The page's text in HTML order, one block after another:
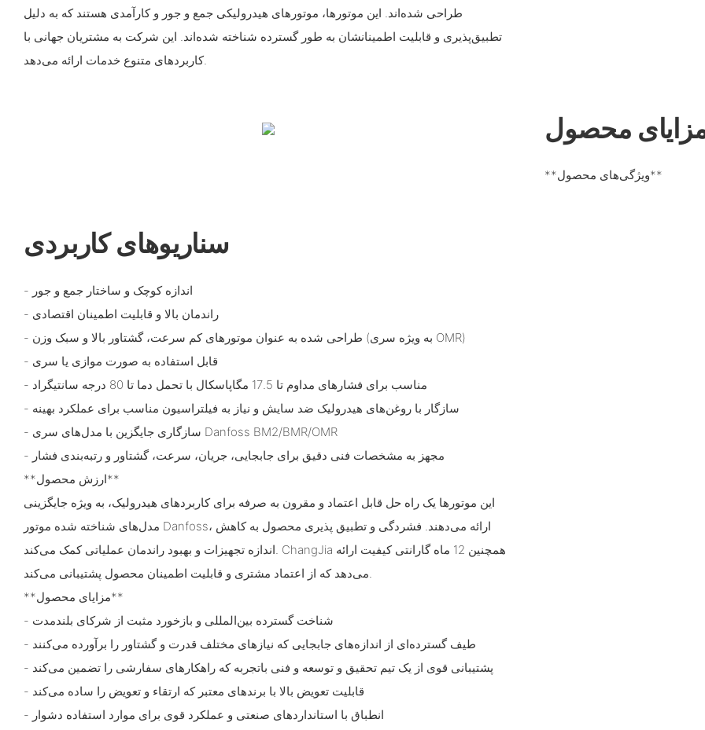
طراحی شده‌اند. این موتورها، موتورهای هیدرولیکی جمع و جور و کارآمدی هستند که به دلیل
تطبیق‌پذیری و قابلیت اطمینانشان به طور گسترده شناخته شده‌اند. این شرکت به مشتریان جهانی با
کاربردهای متنوع خدمات ارائه می‌دهد.
محصول
**ویژگی‌های محصول**
سناریوهای کاربردی
- اندازه کوچک و ساختار جمع و جور
- راندمان بالا و قابلیت اطمینان اقتصادی
- طراحی شده به عنوان موتورهای کم سرعت، گشتاور بالا و سبک وزن (به ویژه سری OMR)
- قابل استفاده به صورت موازی یا سری
- مناسب برای فشارهای مداوم تا 17.5 مگاپاسکال با تحمل دما تا 80 درجه سانتیگراد
- سازگار با روغن‌های هیدرولیک ضد سایش و نیاز به فیلتراسیون مناسب برای عملکرد بهینه
- سازگاری جایگزین با مدل‌های سری Danfoss BM2/BMR/OMR
- مجهز به مشخصات فنی دقیق برای جابجایی، جریان، سرعت، گشتاور و رتبه‌بندی فشار
**ارزش محصول**
این موتورها یک راه حل قابل اعتماد و مقرون به صرفه برای کاربردهای هیدرولیک، به ویژه جایگزینی
مدل‌های شناخته شده موتور Danfoss، ارائه می‌دهند. فشردگی و تطبیق پذیری محصول به کاهش
اندازه تجهیزات و بهبود راندمان عملیاتی کمک می‌کند. ChangJia همچنین 12 ماه گارانتی کیفیت ارائه
می‌دهد که از اعتماد مشتری و قابلیت اطمینان محصول پشتیبانی می‌کند.
**مزایای محصول**
- شناخت گسترده بین‌المللی و بازخورد مثبت از شرکای بلندمدت
- طیف گسترده‌ای از اندازه‌های جابجایی که نیازهای مختلف قدرت و گشتاور را برآورده می‌کنند
- پشتیبانی قوی از یک تیم تحقیق و توسعه و فنی باتجربه که راهکارهای سفارشی را تضمین می‌کند
- قابلیت تعویض بالا با برندهای معتبر که ارتقاء و تعویض را ساده می‌کند
- انطباق با استانداردهای صنعتی و عملکرد قوی برای موارد استفاده دشوار